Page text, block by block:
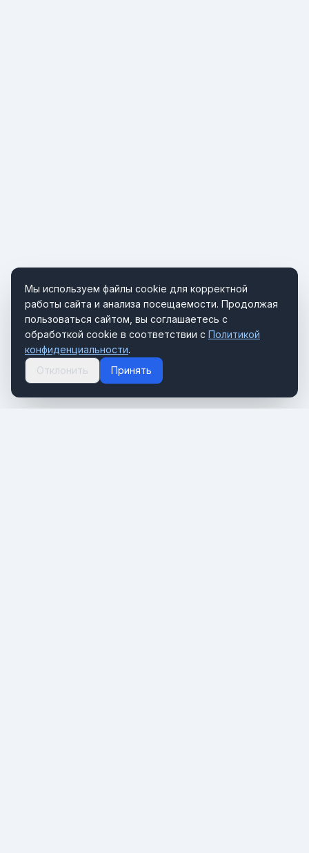
Мы используем файлы cookie для корректной
работы сайта и анализа посещаемости. Продолжая
пользоваться сайтом, вы соглашаетесь с
обработкой cookie в соответствии с Политикой
конфиденциальности.
Отклонить
Принять